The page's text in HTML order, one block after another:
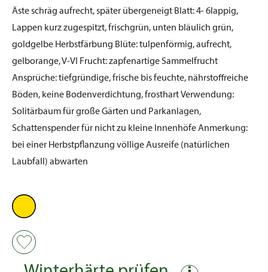
Äste schräg aufrecht, später übergeneigt Blatt:4- 6lappig,
Lappen kurz zugespitzt, frischgrün, unten bläulich grün,
goldgelbe Herbstfärbung Blüte:tulpenförmig, aufrecht,
gelborange, V-VI Frucht:zapfenartige Sammelfrucht
Ansprüche:tiefgründige, frische bis feuchte, nährstoffreiche
Böden, keine Bodenverdichtung, frosthartVerwendung:
Solitärbaum für große Gärten und Parkanlagen,
Schattenspender für nicht zu kleine InnenhöfeAnmerkung:
bei einer Herbstpflanzung völlige Ausreife (natürlichen
Laubfall) abwarten